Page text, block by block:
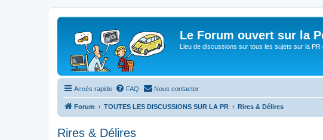
Le Forum ouvert sur la
Lieu de discussions sur tous les sujets sur la PR
Accès rapide FAQ Nous contacter
Forum TOUTES LES DISCUSSIONS SUR LA PR Rires & Délires
Rires & Délires